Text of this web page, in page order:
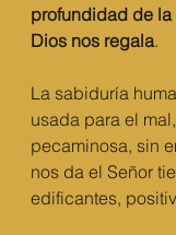
profundidad de
Dios nos regala.
La sabiduría
usada para el
pecaminosa, sin
nos da el Señor
edificantes,